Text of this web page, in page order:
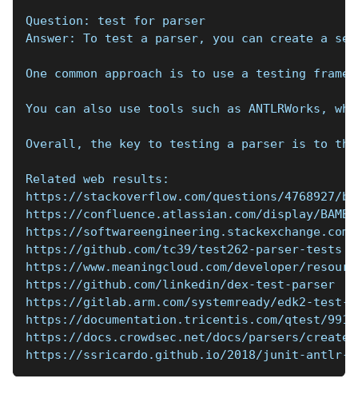
Question: test for parser
Answer: To test a parser, you can create a
One common approach is to use a testing
You can also use tools such as
Overall, the key to testing a parser is to
Related web results:
https://stackoverflow.com/questions/
https://confluence.atlassian.com/display/
https://
https://github.com/tc39/test262-parser-tests
https://www.meaningcloud.com/developer/
https://github.com/linkedin/dex-test-parser
https://gitlab.arm.com/systemready/edk2-test-
https://documentation.tricentis.com/qtest/
https://docs.crowdsec.net/docs/parsers/create/
https://ssricardo.github.io/2018/junit-antlr-